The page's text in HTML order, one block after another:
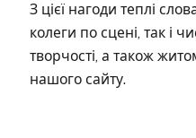
З цієї нагоди теплі
колеги по сцені, так і
творчості, а також
нашого сайту.